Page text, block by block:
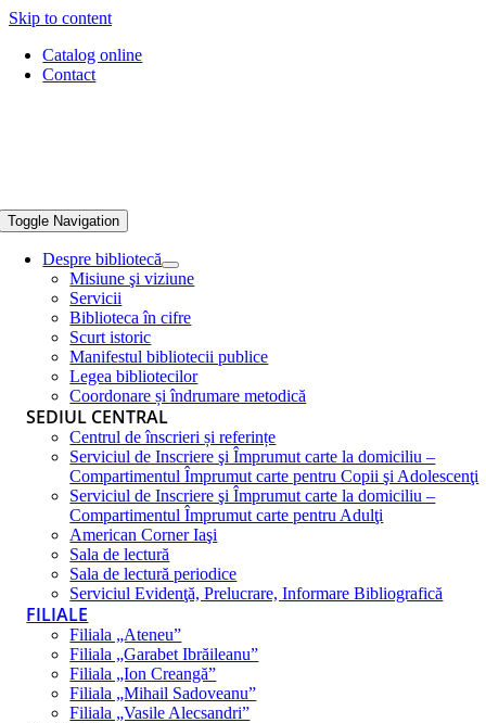
Skip to content
Catalog online
Contact
Toggle Navigation
Despre bibliotecă
Misiune şi viziune
Servicii
Biblioteca în cifre
Scurt istoric
Manifestul bibliotecii publice
Legea bibliotecilor
Coordonare și îndrumare metodică
SEDIUL CENTRAL
Centrul de înscrieri și referințe
Serviciul de Inscriere şi Împrumut carte la domiciliu –
Compartimentul Împrumut carte pentru Copii şi Adolescenţi
Serviciul de Inscriere şi Împrumut carte la domiciliu –
Compartimentul Împrumut carte pentru Adulţi
American Corner Iaşi
Sala de lectură
Sala de lectură periodice
Serviciul Evidenţă, Prelucrare, Informare Bibliografică
FILIALE
Filiala „Ateneu”
Filiala „Garabet Ibrăileanu”
Filiala „Ion Creangă”
Filiala „Mihail Sadoveanu”
Filiala „Vasile Alecsandri”